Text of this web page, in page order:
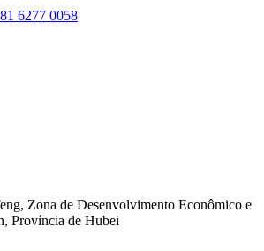
6277 0058
Zona de Desenvolvimento Econômico e
Província de Hubei